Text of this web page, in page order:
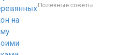
Полезные советы